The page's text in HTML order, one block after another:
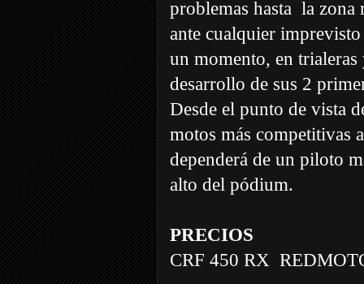
problemas hasta la zona
ante cualquier
un momento, en
desarrollo de sus 2
Desde el punto de vista
motos más competitivas
dependerá de un piloto
alto del pódium.
PRECIOS
CRF 450 RX